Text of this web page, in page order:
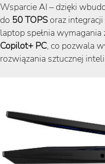
Wsparcie AI – dzięki
do 50 TOPS oraz
laptop spełnia
Copilot+ PC, co pozwala
rozwiązania sztucznej